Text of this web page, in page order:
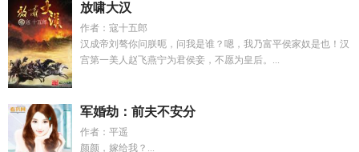
放啸大汉
作者：寇十五郎
汉成帝刘骜你问朕呃，问我是谁？嗯，我乃富平侯家奴是也！汉
宫第一美人赵飞燕宁为君侯妾，不愿为皇后。...
军婚劫：前夫不安分
作者：平遥
颜颜，嫁给我？...